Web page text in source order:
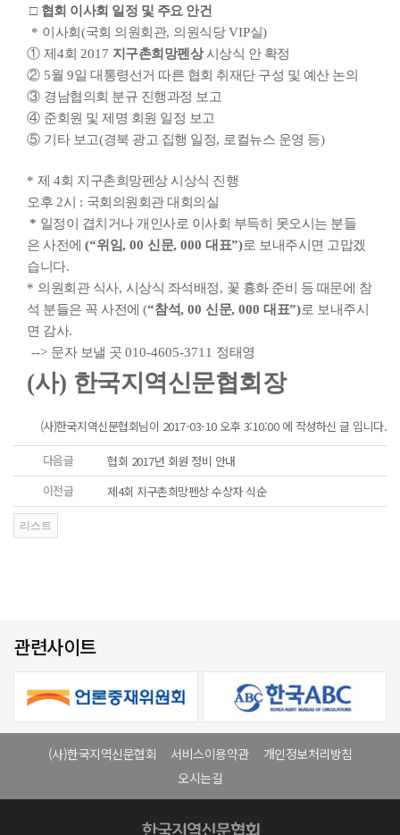
□ 협회 이사회 일정 및 주요 안건
* 이사회 (국회 의원회관, 의원식당VIP실)
① 제 4회 2017 지구촌희망펜상 시상식 안 확정
② 5월 9일 대통령선거 따른 협회 취재단 구성 및 예산 논의
③ 경남협의회 분규 진행과정 보고
④ 준회원 및 제명 회원 일정 보고
⑤ 기타 보고(경북 광고 집행 일정, 로컬뉴스 운영 등)
* 제 4회 지구촌희망펜상 시상식 진행
오후 2시 : 국회의원회관 대회의실
* 일정이 겹치거나 개인사로 이사회 부득히 못오시는 분들
은 사전에 (“위임, 00 신문, 000 대표”)로 보내주시면 고맙겠
습니다.
* 의원회관 식사, 시상식 좌석배정, 꽃 흉화 준비 등 때문에 참
석 분들은 꼭 사전에 (“참석, 00 신문, 000 대표”)로 보내주시
면 감사.
--> 문자 보낼 곳 010-4605-3711 정태영
(사) 한국지역신문협회장
(사)한국지역신문협회님이 2017-03-10 오후 3:10:00 에 작성하신 글 입니다.
다음글
협회 2017년 회원 정비 안내
이전글
제4회 지구촌희망펜상 수상자 식순
관련사이트
(사)한국지역신문협회 서비스이용약관
개인정보처리방침
오시는길